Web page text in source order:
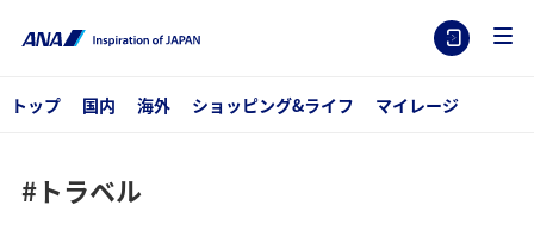
トップ 国内 海外 ショッピング&ライフ マイレージ
#トラベル